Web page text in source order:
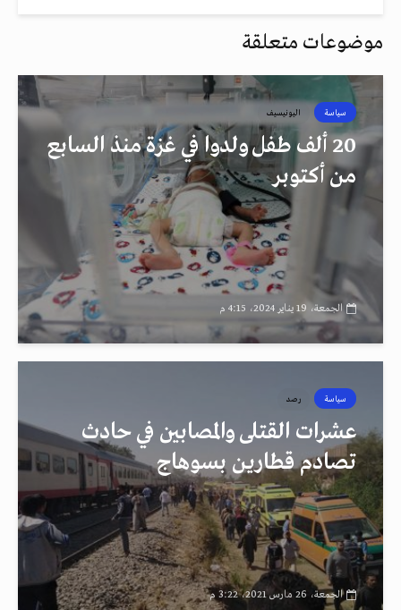
موضوعات متعلقة
سياسة اليونيسيف
20 ألف طفل ولدوا في غزة منذ السابع
من أكتوبر
الجمعة، 19 يناير 2024، 4:15 م
سياسة رصد
عشرات القتلى والمصابين في حادث
تصادم قطارين بسوهاج
الجمعة، 26 مارس 2021، 3:22 م